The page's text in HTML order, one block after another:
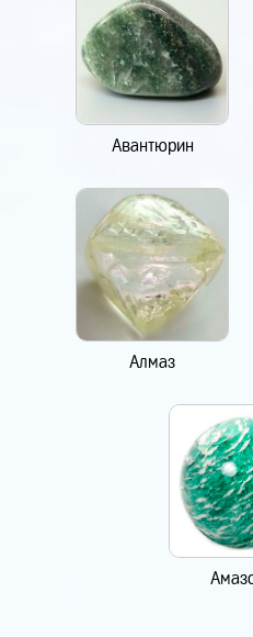
Авантюрин
Алмаз